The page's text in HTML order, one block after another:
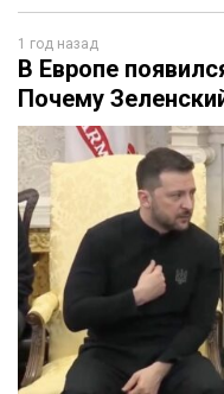
1 год назад
В Европе
Почему